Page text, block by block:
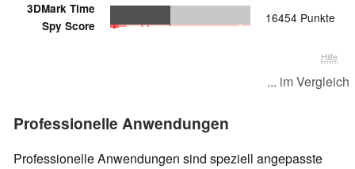
3DMark Time
Spy Score
16454 Punkte
Hilfe
... im Vergleich
Professionelle Anwendungen
Professionelle Anwendungen sind speziell angepasste